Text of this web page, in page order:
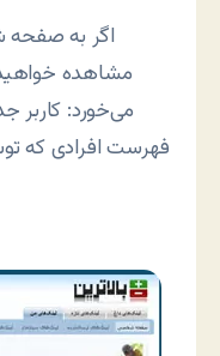
اگر به صفحه
مشاهده
می‌خورد: کاربر
فهرست افرادی که